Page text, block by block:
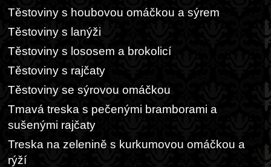
Těstoviny s houbovou omáčkou a sýrem
Těstoviny s lanýži
Těstoviny s lososem a brokolicí
Těstoviny s rajčaty
Těstoviny se sýrovou omáčkou
Tmavá treska s pečenými bramborami a
sušenými rajčaty
Treska na zelenině s kurkumovou omáčkou a
rýží